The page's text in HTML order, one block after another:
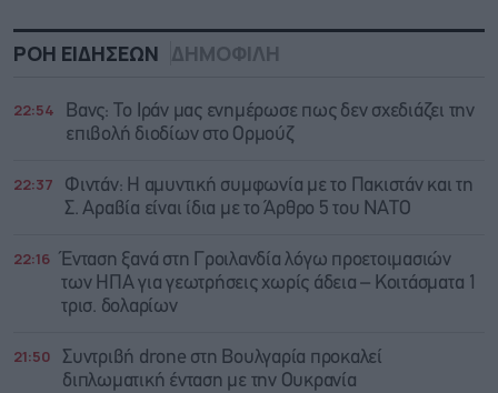
ΡΟΗ ΕΙΔΗΣΕΩΝ ΔΗΜΟΦΙΛΗ
22:54
Βανς: Το Ιράν μας ενημέρωσε πως δεν σχεδιάζει την
επιβολή διοδίων στο Ορμούζ
22:37
Φιντάν: Η αμυντική συμφωνία με το Πακιστάν και τη
Σ. Αραβία είναι ίδια με τo Άρθρο 5 του ΝΑΤΟ
22:16
Ένταση ξανά στη Γροιλανδία λόγω προετοιμασιών
των ΗΠΑ για γεωτρήσεις χωρίς άδεια – Κοιτάσματα 1
τρισ. δολαρίων
21:50
Συντριβή drone στη Βουλγαρία προκαλεί
διπλωματική ένταση με την Ουκρανία